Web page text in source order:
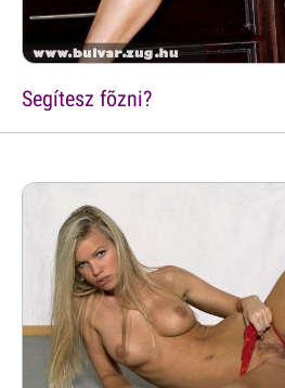
Segítesz fõzni?